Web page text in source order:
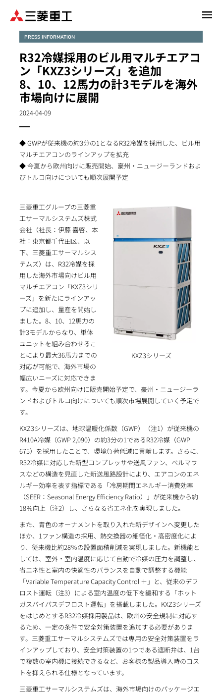
PRESS INFORMATION
R32冷媒採用のビル用マルチエアコ
ン「KXZ3シリーズ」を追加
8、10、12馬力の計3モデルを海外
市場向けに展開
2024-04-09
◆ GWPが従来機の約3分の1となるR32冷媒を採用した、ビル用
マルチエアコンのラインアップを拡充
◆ 今夏から欧州向けに販売開始、豪州・ニュージーランドおよ
びトルコ向けについても順次展開予定
KXZ3シリーズ
三菱重工グループの三菱重
工サーマルシステムズ株式
会社（社長：伊藤 喜啓、本
社：東京都千代田区、以
下、三菱重工サーマルシス
テムズ）は、R32冷媒を採
用した海外市場向けビル用
マルチエアコン「KXZ3シリ
ーズ」を新たにラインアッ
プに追加し、量産を開始し
ました。8、10、12馬力の
計3モデルからなり、単体
ユニットを組み合わせるこ
とにより最大36馬力までの
対応が可能で、海外市場の
幅広いニーズに対応できま
す。今夏から欧州向けに販売開始予定で、豪州・ニュージーラ
ンドおよびトルコ向けについても順次市場展開していく予定で
す。
KXZ3シリーズは、地球温暖化係数（GWP）（注1）が従来機の
R410A冷媒（GWP 2,090）の約3分の1であるR32冷媒（GWP
675）を採用したことで、環境負荷低減に貢献します。さらに、
R32冷媒に対応した新型コンプレッサや送風ファン、ベルマウ
スなどの構造を見直した新送風路設計により、エアコンのエネ
ルギー効率を表す指標である「冷房期間エネルギー消費効率
（SEER：Seasonal Energy Efficiency Ratio）」が従来機から約
18％向上（注2）し、さらなる省エネ化を実現しました。
また、青色のオーナメントを取り入れた新デザインへ変更した
ほか、1ファン構造の採用、熱交換器の細径化・高密度化によ
り、従来機比約28％の設置面積削減を実現しました。新機能と
しては、室外・室内温度に応じて自動で冷媒の圧力を調整し、
省エネ性と室内の快適性のバランスを自動で調整する機能
「Variable Temperature Capacity Control ＋」と、従来のデフ
ロスト運転（注3）による室内温度の低下を緩和する「ホット
ガスバイパスデフロスト運転」を搭載しました。KXZ3シリーズ
をはじめとするR32冷媒採用製品は、欧州の安全規制に対応す
るため、一定の条件で安全対策装置を追加する必要がありま
す。三菱重工サーマルシステムズでは専用の安全対策装置をラ
インアップしており、安全対策装置の1つである遮断弁は、1台
で複数の室内機に接続できるなど、お客様の製品導入時のコス
トを抑えられる仕様となっています。
三菱重工サーマルシステムズは、海外市場向けのパッケージエ